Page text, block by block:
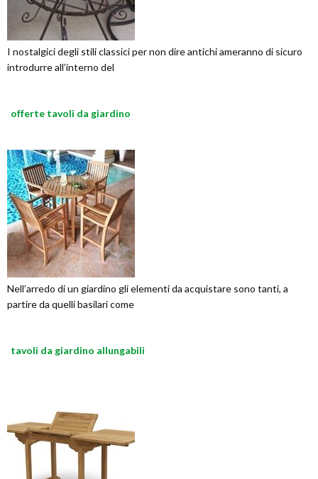
I nostalgici degli stili classici per non dire antichi ameranno di sicuro
introdurre all’interno del
offerte tavoli da giardino
Nell’arredo di un giardino gli elementi da acquistare sono tanti, a
partire da quelli basilari come
tavoli da giardino allungabili